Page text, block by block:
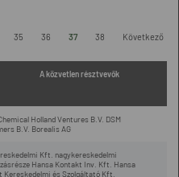
35 36 37 38 Következő
A közvetlen résztvevők
Holland Ventures B.V. DSM
B.V. Borealis AG
Kft. nagykereskedelmi
Hansa Kontakt Inv. Kft. Hansa
Kereskedelmi és Szolgáltató Kft.